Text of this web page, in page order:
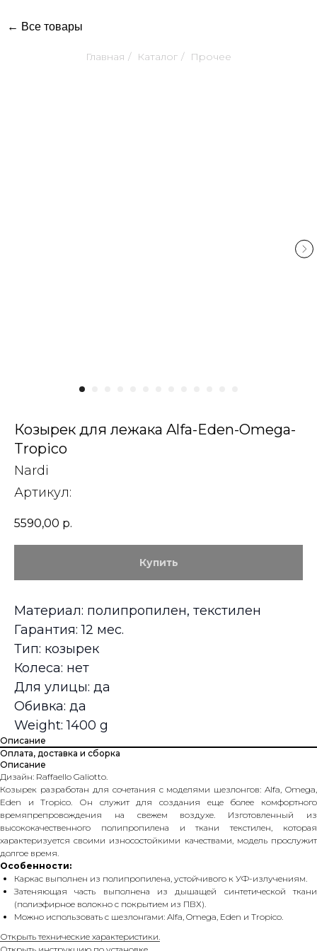
← Все товары
Главная / Каталог / Прочее
Козырек для лежака Alfa-Eden-Omega-
Tropico
Nardi
Артикул:
5590,00 р.
Купить
Материал: полипропилен, текстилен
Гарантия: 12 мес.
Тип: козырек
Колеса: нет
Для улицы: да
Обивка: да
Weight: 1400 g
Описание
Оплата, доставка и сборка
Описание
Дизайн: Raffaello Galiotto.
Козырек разработан для сочетания с моделями шезлонгов: Alfa, Omega,
Eden и Tropico. Он служит для создания еще более комфортного
времяпрепровождения на свежем воздухе. Изготовленный из
высококачественного полипропилена и ткани текстилен, которая
характеризуется своими износостойкими качествами, модель прослужит
долгое время.
Особенности:
Каркас выполнен из полипропилена, устойчивого к УФ-излучениям.
Затеняющая часть выполнена из дышащей синтетической ткани
(полиэфирное волокно с покрытием из ПВХ).
Можно использовать с шезлонгами: Alfa, Omega, Eden и Tropico.
Открыть технические характеристики.